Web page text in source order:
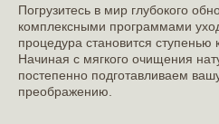
Погрузитесь в мир глубокого
комплексными программами
процедура становится ступенью
Начиная с мягкого очищения
постепенно подготавливаем
преображению.